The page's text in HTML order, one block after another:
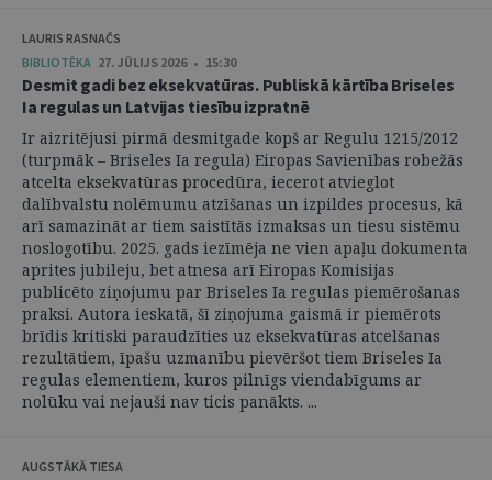
LAURIS RASNAČS
BIBLIOTĒKA 27. JŪLIJS 2026 • 15:30
Desmit gadi bez eksekvatūras. Publiskā kārtība Briseles
Ia regulas un Latvijas tiesību izpratnē
Ir aizritējusi pirmā desmitgade kopš ar Regulu 1215/2012
(turpmāk – Briseles Ia regula) Eiropas Savienības robežās
atcelta eksekvatūras procedūra, iecerot atvieglot
dalībvalstu nolēmumu atzīšanas un izpildes procesus, kā
arī samazināt ar tiem saistītās izmaksas un tiesu sistēmu
noslogotību. 2025. gads iezīmēja ne vien apaļu dokumenta
aprites jubileju, bet atnesa arī Eiropas Komisijas
publicēto ziņojumu par Briseles Ia regulas piemērošanas
praksi. Autora ieskatā, šī ziņojuma gaismā ir piemērots
brīdis kritiski paraudzīties uz eksekvatūras atcelšanas
rezultātiem, īpašu uzmanību pievēršot tiem Briseles Ia
regulas elementiem, kuros pilnīgs viendabīgums ar
nolūku vai nejauši nav ticis panākts. ...
AUGSTĀKĀ TIESA